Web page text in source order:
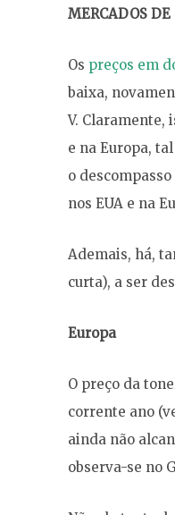
MERCADOS DE
Os preços em
baixa,
V. Claramente,
e na Europa,
o
nos EUA e na
Ademais, há,
curta), a ser
Europa
O preço da
corrente ano
ainda não
observa-se no